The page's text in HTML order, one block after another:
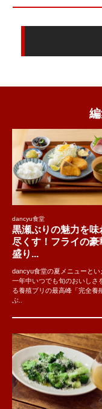
dancyu食堂
黒瀬ぶりの魅力を味
尽くす！フライの豪
盛り...
dancyu食堂の夏メニューとい
一年中いつでも旬のおいしさ
る養殖ブリの最高峰「完全養
ぶ..